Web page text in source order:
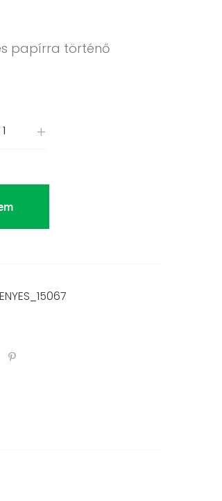
papírra történő